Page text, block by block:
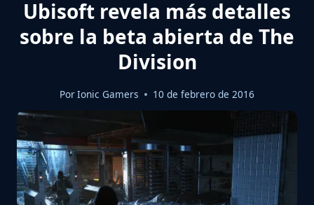
Ubisoft revela más detalles
sobre la beta abierta de The
Division
PorIonic Gamers 10 de febrero de 2016